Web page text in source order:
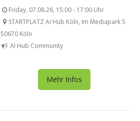
Friday, 07.08.26, 15:00 - 17:00 Uhr
STARTPLATZ AI Hub Köln, Im Mediapark 5
50670 Köln
AI Hub Community
Mehr Infos